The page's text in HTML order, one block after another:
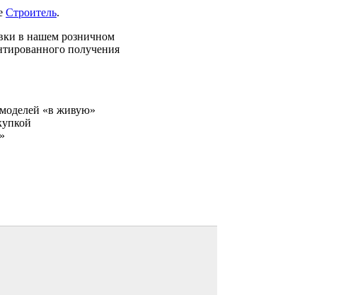
Строитель.
в нашем розничном
получения
«в живую»